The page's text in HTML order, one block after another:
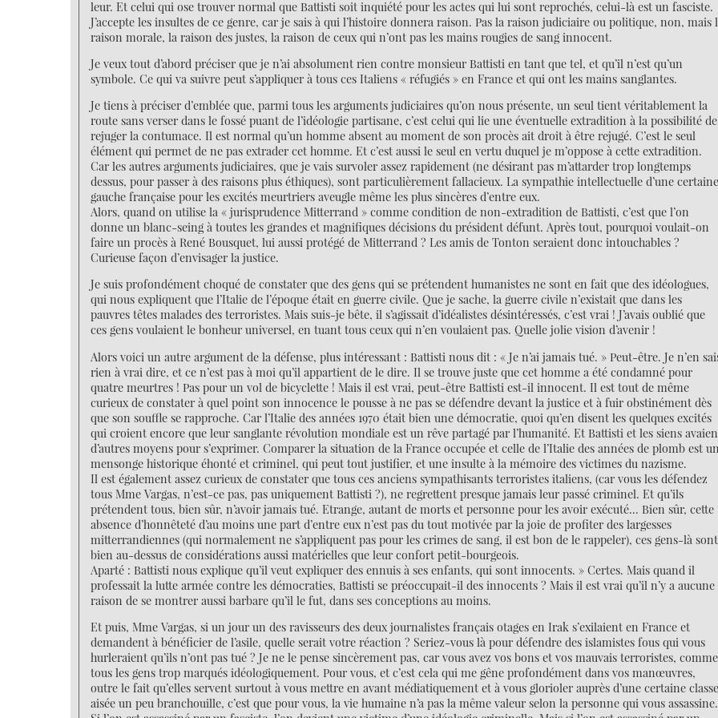
leur. Et celui qui ose trouver normal que Battisti soit inquiété pour les actes qui lui sont reprochés, celui-là est un fasciste.
J’accepte les insultes de ce genre, car je sais à qui l’histoire donnera raison. Pas la raison judiciaire ou politique, non, mais
raison morale, la raison des justes, la raison de ceux qui n’ont pas les mains rougies de sang innocent.
Je veux tout d’abord préciser que je n’ai absolument rien contre monsieur Battisti en tant que tel, et qu’il n’est qu’un
symbole. Ce qui va suivre peut s’appliquer à tous ces Italiens « réfugiés » en France et qui ont les mains sanglantes.
Je tiens à préciser d’emblée que, parmi tous les arguments judiciaires qu’on nous présente, un seul tient véritablement la
route sans verser dans le fossé puant de l’idéologie partisane, c’est celui qui lie une éventuelle extradition à la possibilité de
rejuger la contumace. Il est normal qu’un homme absent au moment de son procès ait droit à être rejugé. C’est le seul
élément qui permet de ne pas extrader cet homme. Et c’est aussi le seul en vertu duquel je m’oppose à cette extradition.
Car les autres arguments judiciaires, que je vais survoler assez rapidement (ne désirant pas m’attarder trop longtemps
dessus, pour passer à des raisons plus éthiques), sont particulièrement fallacieux. La sympathie intellectuelle d’une certaine
gauche française pour les excités meurtriers aveugle même les plus sincères d’entre eux.
Alors, quand on utilise la « jurisprudence Mitterrand » comme condition de non-extradition de Battisti, c’est que l’on
donne un blanc-seing à toutes les grandes et magnifiques décisions du président défunt. Après tout, pourquoi voulait-on
faire un procès à René Bousquet, lui aussi protégé de Mitterrand ? Les amis de Tonton seraient donc intouchables ?
Curieuse façon d’envisager la justice.
Je suis profondément choqué de constater que des gens qui se prétendent humanistes ne sont en fait que des idéologues,
qui nous expliquent que l’Italie de l’époque était en guerre civile. Que je sache, la guerre civile n’existait que dans les
pauvres têtes malades des terroristes. Mais suis-je bête, il s’agissait d’idéalistes désintéressés, c’est vrai ! J’avais oublié que
ces gens voulaient le bonheur universel, en tuant tous ceux qui n’en voulaient pas. Quelle jolie vision d’avenir !
Alors voici un autre argument de la défense, plus intéressant : Battisti nous dit : « Je n’ai jamais tué. » Peut-être. Je n’en
rien à vrai dire, et ce n’est pas à moi qu’il appartient de le dire. Il se trouve juste que cet homme a été condamné pour
quatre meurtres ! Pas pour un vol de bicyclette ! Mais il est vrai, peut-être Battisti est-il innocent. Il est tout de même
curieux de constater à quel point son innocence le pousse à ne pas se défendre devant la justice et à fuir obstinément dès
que son souffle se rapproche. Car l’Italie des années 1970 était bien une démocratie, quoi qu’en disent les quelques excités
qui croient encore que leur sanglante révolution mondiale est un rêve partagé par l’humanité. Et Battisti et les siens
d’autres moyens pour s’exprimer. Comparer la situation de la France occupée et celle de l’Italie des années de plomb est un
mensonge historique éhonté et criminel, qui peut tout justifier, et une insulte à la mémoire des victimes du nazisme.
Il est également assez curieux de constater que tous ces anciens sympathisants terroristes italiens, (car vous les défendez
tous Mme Vargas, n’est-ce pas, pas uniquement Battisti ?), ne regrettent presque jamais leur passé criminel. Et qu’ils
prétendent tous, bien sûr, n’avoir jamais tué. Etrange, autant de morts et personne pour les avoir exécuté… Bien sûr, cette
absence d’honnêteté d’au moins une part d’entre eux n’est pas du tout motivée par la joie de profiter des largesses
mitterrandiennes (qui normalement ne s’appliquent pas pour les crimes de sang, il est bon de le rappeler), ces gens-là sont
bien au-dessus de considérations aussi matérielles que leur confort petit-bourgeois.
Aparté : Battisti nous explique qu’il veut expliquer des ennuis à ses enfants, qui sont innocents. » Certes. Mais quand il
professait la lutte armée contre les démocraties, Battisti se préoccupait-il des innocents ? Mais il est vrai qu’il n’y a aucune
raison de se montrer aussi barbare qu’il le fut, dans ses conceptions au moins.
Et puis, Mme Vargas, si un jour un des ravisseurs des deux journalistes français otages en Irak s’exilaient en France et
demandent à bénéficier de l’asile, quelle serait votre réaction ? Seriez-vous là pour défendre des islamistes fous qui vous
hurleraient qu’ils n’ont pas tué ? Je ne le pense sincèrement pas, car vous avez vos bons et vos mauvais terroristes, comme
tous les gens trop marqués idéologiquement. Pour vous, et c’est cela qui me gêne profondément dans vos manœuvres,
outre le fait qu’elles servent surtout à vous mettre en avant médiatiquement et à vous glorioler auprès d’une certaine classe
aisée un peu branchouille, c’est que pour vous, la vie humaine n’a pas la même valeur selon la personne qui vous assassine.